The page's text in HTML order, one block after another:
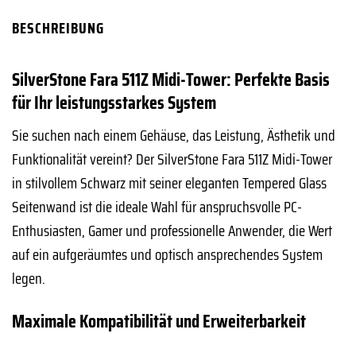
BESCHREIBUNG
SilverStone Fara 511Z Midi-Tower: Perfekte Basis
für Ihr leistungsstarkes System
Sie suchen nach einem Gehäuse, das Leistung, Ästhetik und
Funktionalität vereint? Der SilverStone Fara 511Z Midi-Tower
in stilvollem Schwarz mit seiner eleganten Tempered Glass
Seitenwand ist die ideale Wahl für anspruchsvolle PC-
Enthusiasten, Gamer und professionelle Anwender, die Wert
auf ein aufgeräumtes und optisch ansprechendes System
legen.
Maximale Kompatibilität und Erweiterbarkeit